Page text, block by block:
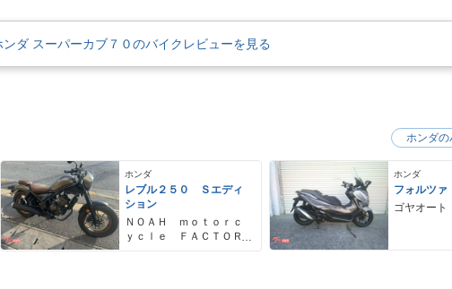
ンダ スーパーカブ７０のバイクレビューを見る
ホンダ
レブル２５０ Ｓエディ
ション
ＮＯＡＨ ｍｏｔｏｒｃ
ｙｃｌｅ ＦＡＣＴＯＲ
ホンダ
フォルツァ
ゴヤオー
ホンダの